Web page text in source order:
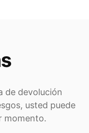
de devolución
usted puede
momento.